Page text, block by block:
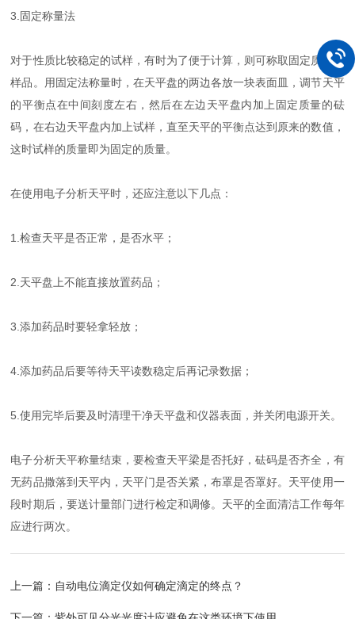
3.固定称量法
对于性质比较稳定的试样，有时为了便于计算，则可称取固定质量的
样品。用固定法称量时，在天平盘的两边各放一块表面皿，调节天平
的平衡点在中间刻度左右，然后在左边天平盘内加上固定质量的砝
码，在右边天平盘内加上试样，直至天平的平衡点达到原来的数值，
这时试样的质量即为固定的质量。
在使用电子分析天平时，还应注意以下几点：
1.检查天平是否正常，是否水平；
2.天平盘上不能直接放置药品；
3.添加药品时要轻拿轻放；
4.添加药品后要等待天平读数稳定后再记录数据；
5.使用完毕后要及时清理干净天平盘和仪器表面，并关闭电源开关。
电子分析天平称量结束，要检查天平梁是否托好，砝码是否齐全，有
无药品撒落到天平内，天平门是否关紧，布罩是否罩好。天平使用一
段时期后，要送计量部门进行检定和调修。天平的全面清洁工作每年
应进行两次。
上一篇： 自动电位滴定仪如何确定滴定的终点？